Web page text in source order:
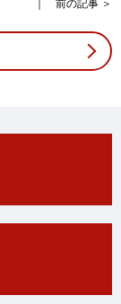
｜ 前の記事 ＞